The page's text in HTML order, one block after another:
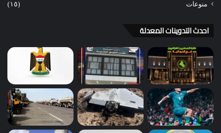
منوعات (١٥)
احدث التدوينات المعدلة